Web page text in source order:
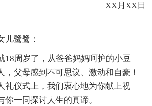
XX月XX日
儿鹭鹭：
18周岁了，从爸爸妈妈呵护的小豆
，父母感到不可思议、激动和自豪！
礼仪式上，我们衷心地为你献上祝
你一同探讨人生的真谛。